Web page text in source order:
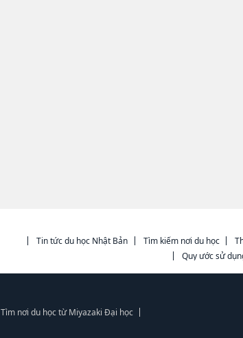
Tin tức du học Nhật Bản Tìm kiếm nơi du học
Quy ước sử
Tìm nơi du học từ Miyazaki Đại học